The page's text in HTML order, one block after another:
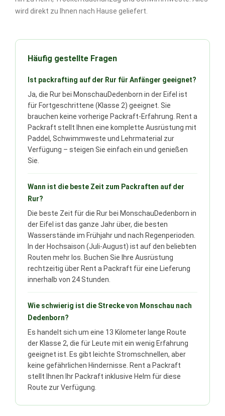
wird direkt zu Ihnen nach Hause geliefert.
Häufig gestellte Fragen
Ist packrafting auf der Rur für Anfänger geeignet?
Ja, die Rur bei MonschauDedenborn in der Eifel ist
für Fortgeschrittene (Klasse 2) geeignet. Sie
brauchen keine vorherige Packraft-Erfahrung. Rent a
Packraft stellt Ihnen eine komplette Ausrüstung mit
Paddel, Schwimmweste und Lehrmaterial zur
Verfügung – steigen Sie einfach ein und genießen
Sie.
Wann ist die beste Zeit zum Packraften auf der
Rur?
Die beste Zeit für die Rur bei MonschauDedenborn in
der Eifel ist das ganze Jahr über, die besten
Wasserstände im Frühjahr und nach Regenperioden.
In der Hochsaison (Juli-August) ist auf den beliebten
Routen mehr los. Buchen Sie Ihre Ausrüstung
rechtzeitig über Rent a Packraft für eine Lieferung
innerhalb von 24 Stunden.
Wie schwierig ist die Strecke von Monschau nach
Dedenborn?
Es handelt sich um eine 13 Kilometer lange Route
der Klasse 2, die für Leute mit ein wenig Erfahrung
geeignet ist. Es gibt leichte Stromschnellen, aber
keine gefährlichen Hindernisse. Rent a Packraft
stellt Ihnen Ihr Packraft inklusive Helm für diese
Route zur Verfügung.